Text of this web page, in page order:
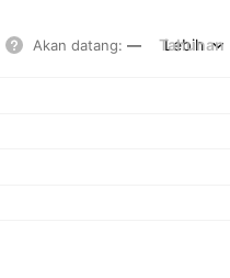
Akan datang: — Tahunan
Lebih